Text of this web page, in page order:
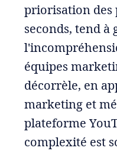
priorisation des
seconds, tend à
équipes
décorrèle, en
marketing et
plateforme
complexité est